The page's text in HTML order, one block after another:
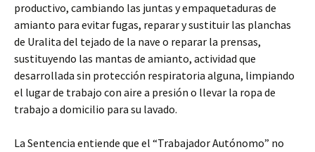
productivo, cambiando las juntas y empaquetaduras de
amianto para evitar fugas, reparar y sustituir las planchas
de Uralita del tejado de la nave o reparar la prensas,
sustituyendo las mantas de amianto, actividad que
desarrollada sin protección respiratoria alguna, limpiando
el lugar de trabajo con aire a presión o llevar la ropa de
trabajo a domicilio para su lavado.
La Sentencia entiende que el “Trabajador Autónomo” no